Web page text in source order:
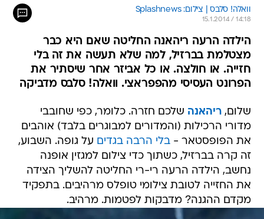
וואלה! סלבס | צילום: Splashnews
15.1.2014 / 14:18
הילדה הרעה ריהאנה החליטה שאם היא כבר
מצטלמת בברזיל, למה שלא תעשה את זה בלי
חזייה. או חולצה. או כל אביזר אחר שיסתיר את
הפרונט העסיסי מהפפראצי. וואלה! סלבס מדביקה
שלום,ריהאנה שלכם חזרה. כלומר, כפי שחובבי
מדורי הרכילות (והמדורים למבוגרים בלבד) אוהבים
את הפופסטאר -בלי הרבה בגדים על גופה. השבוע,
זה קרה בברזיל, כשתוך כדי צילום למגזין אופנה
נחשב, הילדה הרעה רי-רי החליטה להשליך הצידה
את החזייה לטובת צילומי טופלס מרהיבים. בתפקיד
מקדם ההגנה? מדבקות לפטמות. מרהיב.